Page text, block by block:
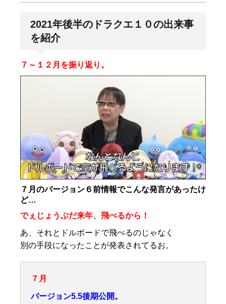
2021年後半のドラクエ１０の出来事
を紹介
７～１２月を振り返り。
７月のバージョン６前情報でこんな発言があったけ
ど…
でぇじょうぶだ来年、飛べるから！
あ、それとドルボードで飛べるのじゃなく
別の手段になったことが発表されてるお。
７月
バージョン5.5後期公開。